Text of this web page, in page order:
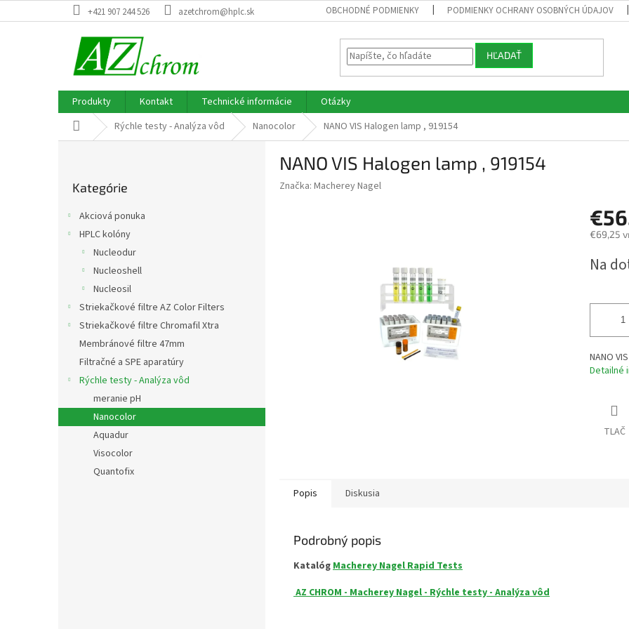
na
+421 907 244 526 azetchrom@hplc.sk OBCHODNÉ PODMIENKY PODMIENKY OCHRANY OSOBNÝCH ÚDAJOV
HĽADAŤ
Produkty Kontakt Technické informácie
Otázky
DomovRýchle testy - Analýza vôd Nanocolor NANO VIS Halogen lamp , 919154
kategórie
Kategórie
Akciová ponuka
HPLC kolóny
Nucleodur
Nucleoshell
Nucleosil
Striekačkové filtre AZ Color Filters
Striekačkové filtre Chromafil Xtra
Membránové filtre 47mm
Filtračné a SPE aparatúry
Rýchle testy - Analýza vôd
meranie pH
Nanocolor
Aquadur
Visocolor
Quantofix
NANO VIS Halogen lamp , 919154
Značka: Macherey Nagel
€69,25
cena:
Na
NANO
Detailné
TLAČ
Popis Diskusia
Podrobný popis
KatalógMacherey Nagel Rapid Tests
AZ CHROM - Macherey Nagel - Rýchle testy - Analýza vôd